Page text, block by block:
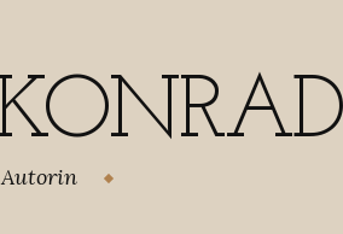
Autorin